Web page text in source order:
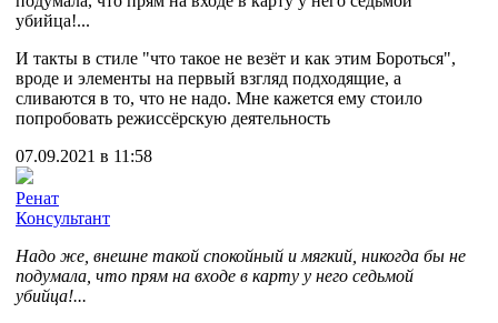
убийца!...
И такты в стиле "что такое не везёт и как этим Бороться",
вроде и элементы на первый взгляд подходящие, а
сливаются в то, что не надо. Мне кажется ему стоило
попробовать режиссёрскую деятельность
07.09.2021 в 11:58
Ренат
Консультант
Надо же, внешне такой спокойный и мягкий, никогда бы не
подумала, что прям на входе в карту у него седьмой
убийца!...